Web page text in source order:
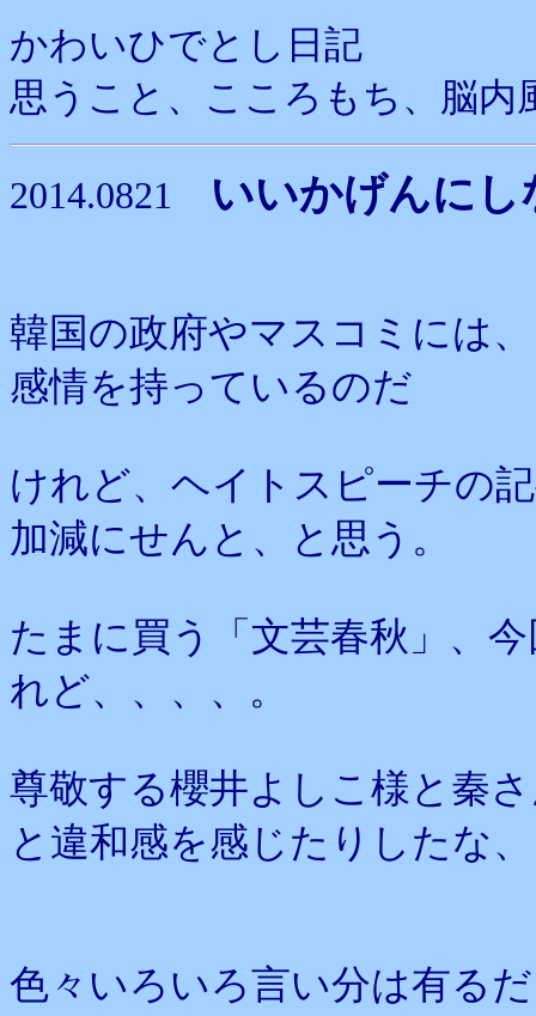
かわいひでとし日記
思うこと、こころもち、脳内
2014.0821 いいかげんにし
韓国の政府やマスコミには
感情を持っているのだ
けれど、ヘイトスピーチの
加減にせんと、と思う。
たまに買う「文芸春秋」、
れど、、、、。
尊敬する櫻井よしこ様と秦
と違和感を感じたりしたな
色々いろいろ言い分は有る